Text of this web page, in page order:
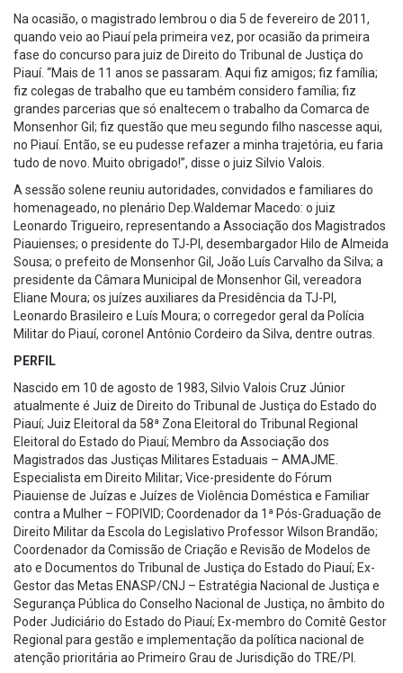
Na ocasião, o magistrado lembrou o dia 5 de fevereiro de 2011,
quando veio ao Piauí pela primeira vez, por ocasião da primeira
fase do concurso para juiz de Direito do Tribunal de Justiça do
Piauí. “Mais de 11 anos se passaram. Aqui fiz amigos; fiz família;
fiz colegas de trabalho que eu também considero família; fiz
grandes parcerias que só enaltecem o trabalho da Comarca de
Monsenhor Gil; fiz questão que meu segundo filho nascesse aqui,
no Piauí. Então, se eu pudesse refazer a minha trajetória, eu faria
tudo de novo. Muito obrigado!”, disse o juiz Silvio Valois.
A sessão solene reuniu autoridades, convidados e familiares do
homenageado, no plenário Dep.Waldemar Macedo: o juiz
Leonardo Trigueiro, representando a Associação dos Magistrados
Piauienses; o presidente do TJ-PI, desembargador Hilo de Almeida
Sousa; o prefeito de Monsenhor Gil, João Luís Carvalho da Silva; a
presidente da Câmara Municipal de Monsenhor Gil, vereadora
Eliane Moura; os juízes auxiliares da Presidência da TJ-PI,
Leonardo Brasileiro e Luís Moura; o corregedor geral da Polícia
Militar do Piauí, coronel Antônio Cordeiro da Silva, dentre outras.
PERFIL
Nascido em 10 de agosto de 1983, Silvio Valois Cruz Júnior
atualmente é Juiz de Direito do Tribunal de Justiça do Estado do
Piauí; Juiz Eleitoral da 58ª Zona Eleitoral do Tribunal Regional
Eleitoral do Estado do Piauí; Membro da Associação dos
Magistrados das Justiças Militares Estaduais – AMAJME.
Especialista em Direito Militar; Vice-presidente do Fórum
Piauiense de Juízas e Juízes de Violência Doméstica e Familiar
contra a Mulher – FOPIVID; Coordenador da 1ª Pós-Graduação de
Direito Militar da Escola do Legislativo Professor Wilson Brandão;
Coordenador da Comissão de Criação e Revisão de Modelos de
ato e Documentos do Tribunal de Justiça do Estado do Piauí; Ex-
Gestor das Metas ENASP/CNJ – Estratégia Nacional de Justiça e
Segurança Pública do Conselho Nacional de Justiça, no âmbito do
Poder Judiciário do Estado do Piauí; Ex-membro do Comitê Gestor
Regional para gestão e implementação da política nacional de
atenção prioritária ao Primeiro Grau de Jurisdição do TRE/PI.